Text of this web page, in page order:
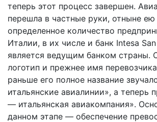
теперь этот процесс завершен.
перешла в частные руки, отныне ею
определенное количество
Италии, в их числе и банк Intesa
является ведущим банком страны.
логотип и прежнее имя
раньше его полное название
итальянские авиалинии», а теперь
— итальянская авиакомпания».
данном этапе — обеспечение